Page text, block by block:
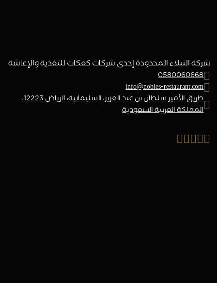
شركة النبلاء المحدودة إحدى شركات كعكات للتغذية والإعاشة
0580060668
info@nobles-restaurant.com
طريق الأمير سلطان بن عبد العزيز، السليمانية، الرياض 12223،
المملكة العربية السعودية